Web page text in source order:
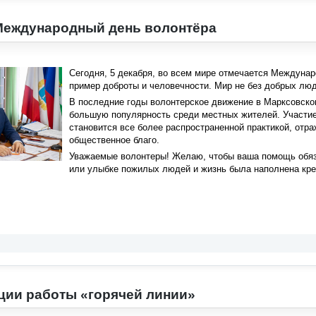
день волонтёра
Сегодня, 5 декабря, во всем мире отмечается
пример доброты и человечности. Мир не без добрых
В последние годы волонтерское движение в
большую популярность среди местных жителей.
становится все более распространенной практикой,
общественное благо.
Уважаемые волонтеры! Желаю, чтобы ваша помощь
или улыбке пожилых людей и жизнь была наполнена
работы «горячей линии»